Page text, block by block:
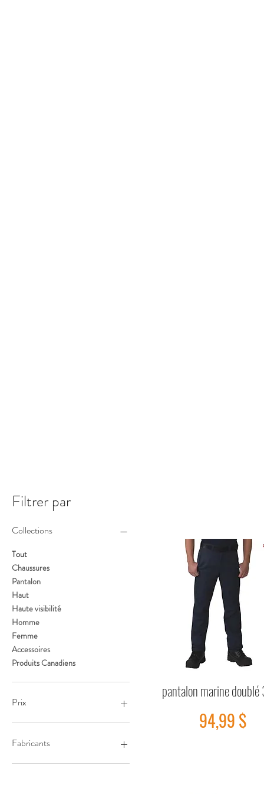
Filtrer par
Collections
Tout
Chaussures
Pantalon
Haut
Haute visibilité
Homme
Femme
Accessoires
Produits Canadiens
Prix
Fabricants
GKS
Aperçu rapide
pantalon marine
Prix
94,99 $